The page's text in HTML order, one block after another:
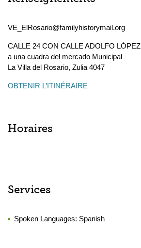
VE_ElRosario@familyhistorymail.org
CALLE 24 CON CALLE ADOLFO LÓPEZ
a una cuadra del mercado Municipal
La Villa del Rosario, Zulia 4047
OBTENIR L’ITINÉRAIRE
Horaires
Services
Spoken Languages: Spanish